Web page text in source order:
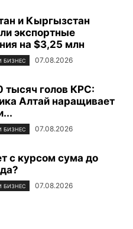
и Кыргызстан
экспортные
на $3,25 млн
БИЗНЕС 07.08.2026
тысяч голов КРС:
Алтай наращивает
БИЗНЕС 07.08.2026
с курсом сума до
БИЗНЕС 07.08.2026